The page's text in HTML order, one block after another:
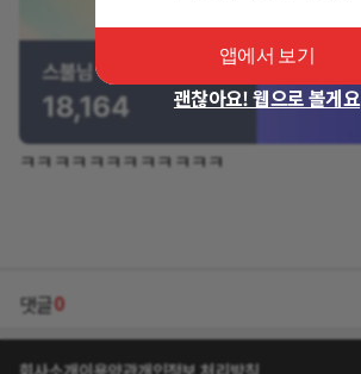
ㅋㅋㅋㅋㅋㅋㅋㅋㅋㅋㅋㅋ
댓글0
앱에서 보기
괜찮아요! 웹으로 볼게요